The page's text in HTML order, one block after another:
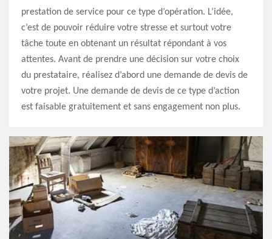
prestation de service pour ce type d’opération. L’idée,
c’est de pouvoir réduire votre stresse et surtout votre
tâche toute en obtenant un résultat répondant à vos
attentes. Avant de prendre une décision sur votre choix
du prestataire, réalisez d’abord une demande de devis de
votre projet. Une demande de devis de ce type d’action
est faisable gratuitement et sans engagement non plus.